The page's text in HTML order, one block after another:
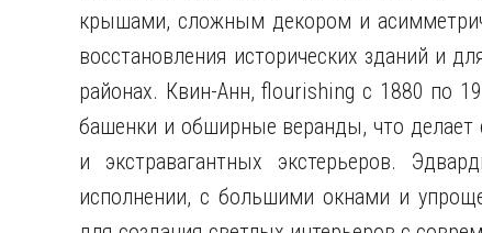
крышами, сложным декором и
восстановления исторических зданий и
районах. Квин-Анн, flourishing с 1880 по
башенки и обширные веранды, что
и экстравагантных экстерьеров.
исполнении, с большими окнами и